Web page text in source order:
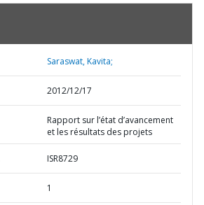
Saraswat, Kavita;
2012/12/17
Rapport sur l’état d’avancement
et les résultats des projets
ISR8729
1